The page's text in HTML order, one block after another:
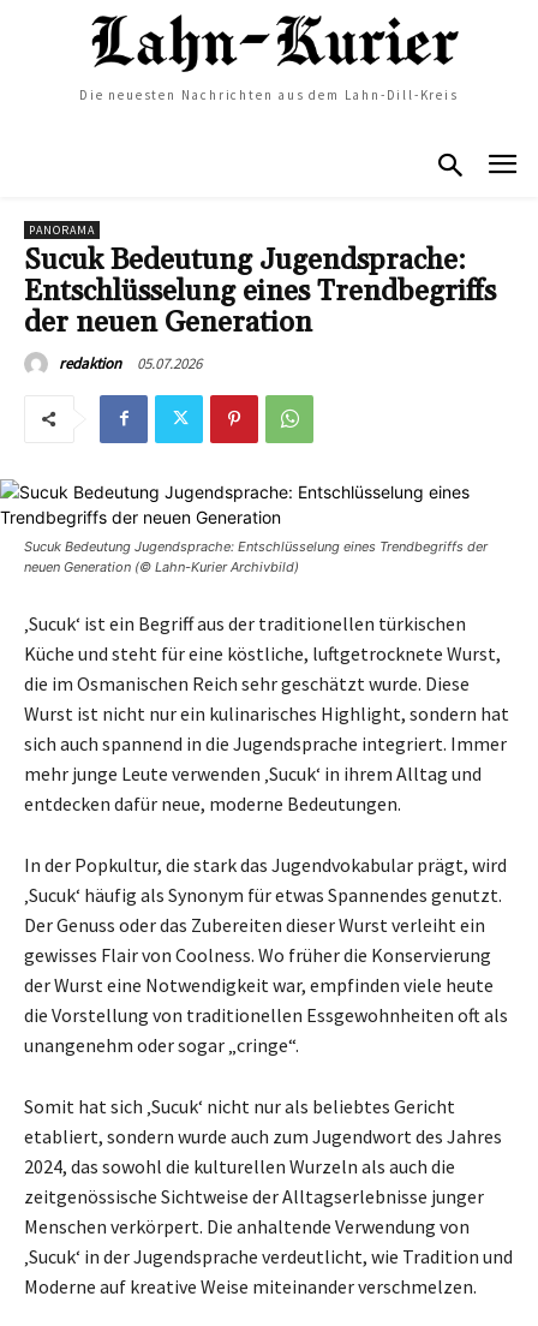
Die neuesten Nachrichten aus dem Lahn-Dill-Kreis
PANORAMA
Sucuk Bedeutung Jugendsprache:
Entschlüsselung eines Trendbegriffs
der neuen Generation
redaktion 05.07.2026
Sucuk Bedeutung Jugendsprache: Entschlüsselung eines Trendbegriffs der
neuen Generation (© Lahn-Kurier Archivbild)
‚Sucuk‘ ist ein Begriff aus der traditionellen türkischen
Küche und steht für eine köstliche, luftgetrocknete Wurst,
die im Osmanischen Reich sehr geschätzt wurde. Diese
Wurst ist nicht nur ein kulinarisches Highlight, sondern hat
sich auch spannend in die Jugendsprache integriert. Immer
mehr junge Leute verwenden ‚Sucuk‘ in ihrem Alltag und
entdecken dafür neue, moderne Bedeutungen.
In der Popkultur, die stark das Jugendvokabular prägt, wird
‚Sucuk‘ häufig als Synonym für etwas Spannendes genutzt.
Der Genuss oder das Zubereiten dieser Wurst verleiht ein
gewisses Flair von Coolness. Wo früher die Konservierung
der Wurst eine Notwendigkeit war, empfinden viele heute
die Vorstellung von traditionellen Essgewohnheiten oft als
unangenehm oder sogar „cringe“.
Somit hat sich ‚Sucuk‘ nicht nur als beliebtes Gericht
etabliert, sondern wurde auch zum Jugendwort des Jahres
2024, das sowohl die kulturellen Wurzeln als auch die
zeitgenössische Sichtweise der Alltagserlebnisse junger
Menschen verkörpert. Die anhaltende Verwendung von
‚Sucuk‘ in der Jugendsprache verdeutlicht, wie Tradition und
Moderne auf kreative Weise miteinander verschmelzen.